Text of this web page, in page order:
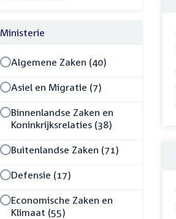
Ministerie
Algemene Zaken (40)
Asiel en Migratie (7)
Binnenlandse Zaken en
Koninkrijksrelaties (38)
Buitenlandse Zaken (71)
Defensie (17)
Economische Zaken en
Klimaat (55)